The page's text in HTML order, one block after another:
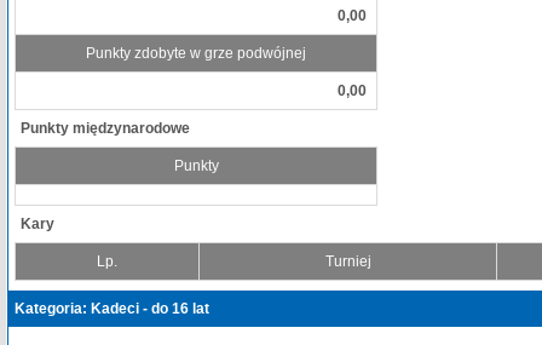
0,00
Punkty zdobyte w grze podwójnej
0,00
Punkty międzynarodowe
Punkty
Kary
Lp. Turniej
Kategoria: Kadeci - do 16 lat